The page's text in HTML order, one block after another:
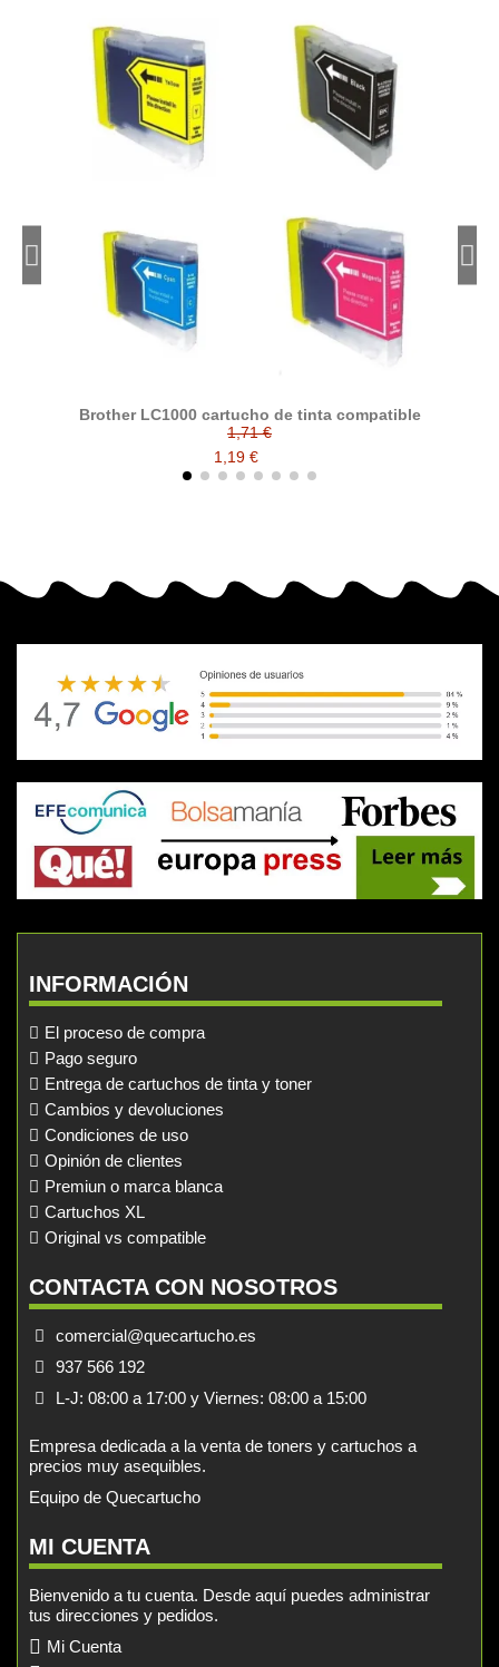
Brother LC1000 cartucho de tinta compatible
1,71 €
1,19 €
INFORMACIÓN
El proceso de compra
Pago seguro
Entrega de cartuchos de tinta y toner
Cambios y devoluciones
Condiciones de uso
Opinión de clientes
Premiun o marca blanca
Cartuchos XL
Original vs compatible
CONTACTA CON NOSOTROS
comercial@quecartucho.es
937 566 192
L-J: 08:00 a 17:00 y Viernes: 08:00 a 15:00
Empresa dedicada a la venta de toners y cartuchos a
precios muy asequibles.
Equipo de Quecartucho
MI CUENTA
Bienvenido a tu cuenta. Desde aquí puedes administrar
tus direcciones y pedidos.
Mi Cuenta